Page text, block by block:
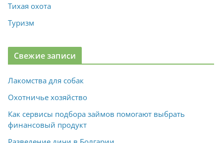
Тихая охота
Туризм
Свежие записи
Лакомства для собак
Охотничье хозяйство
Как сервисы подбора займов помогают выбрать
финансовый продукт